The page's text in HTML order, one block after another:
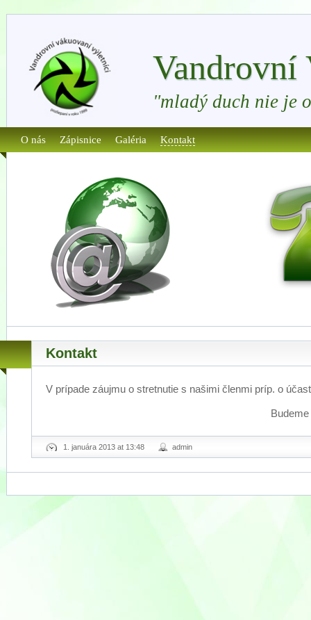
"mladý duch nie je
O nás Zápisnice Galéria Kontakt
Kontakt
V prípade záujmu o stretnutie s našimi členmi príp. o
1. januára 2013 at 13:48 admin